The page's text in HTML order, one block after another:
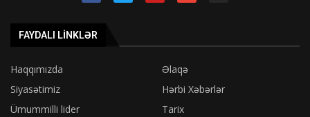
FAYDALI LINKLƏR
Haqqımızda
Əlaqə
Siyasətimiz
Hərbi Xəbərlər
Ümummilli lider
Tarix